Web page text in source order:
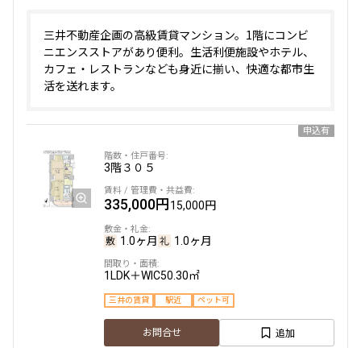
三井不動産企画の高級賃貸マンション。1階にコンビ
ニエンスストアがあり便利。生活利便施設やホテル、
カフェ・レストランなども身近に揃い、快適な都市生
活を送れます。
申込有
3階３０５
335,000円15,000円
1.0ヶ月 1.0ヶ月
1LDK＋WIC50.30㎡
三井の賃貸 駅近 ペット可
お問合せ 追加